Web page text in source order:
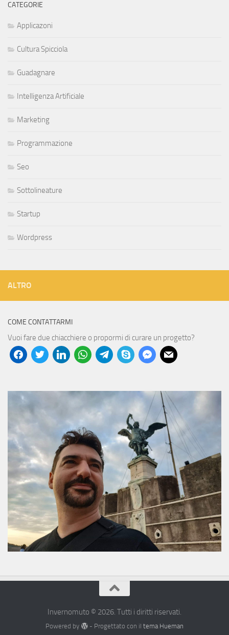
CATEGORIE
Applicazoni
Cultura Spicciola
Guadagnare
Intelligenza Artificiale
Marketing
Programmazione
Seo
Sottolineature
Startup
Wordpress
ALTRO
COME CONTATTARMI
Vuoi fare due chiacchiere o propormi di curare un progetto?
facebooktwitter linkedinwhatsapptelegramskype messenger
mail
Invernomuto © 2026. Tutti i diritti riservati.
Powered by - Progettato con il tema Hueman